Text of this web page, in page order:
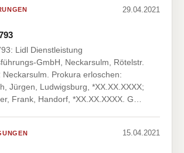
29.04.2021
Lidl Dienstleistung
GmbH, Neckarsulm, Rötelstr.
Neckarsulm. Prokura erloschen:
Jürgen, Ludwigsburg, *XX.XX.XXXX;
Frank, Handorf, *XX.XX.XXXX. G…
15.04.2021